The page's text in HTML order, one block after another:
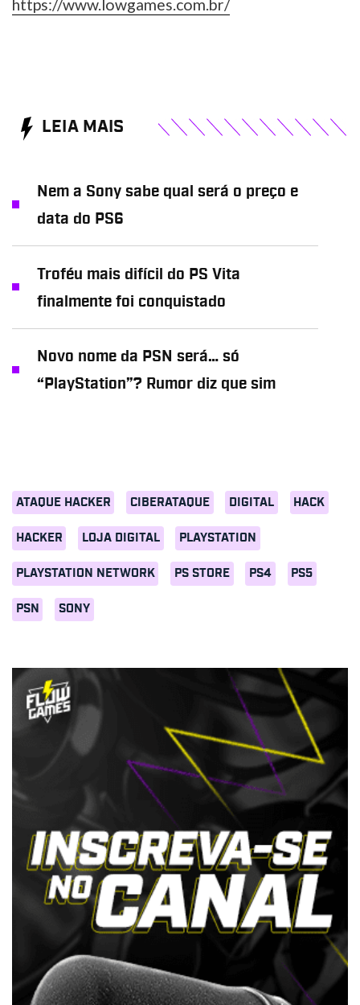
https://www.lowgames.com.br/
ATAQUE HACKER CIBERATAQUE DIGITAL HACK
HACKER LOJA DIGITAL PLAYSTATION
PLAYSTATION NETWORK PS STORE PS4 PS5
PSN SONY
LEIA MAIS
Nem a Sony sabe qual será o preço e
data do PS6
Troféu mais difícil do PS Vita
finalmente foi conquistado
Novo nome da PSN será… só
“PlayStation”? Rumor diz que sim